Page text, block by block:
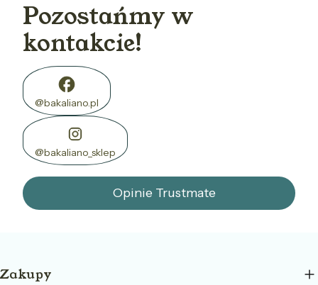
Pozostańmy w
kontakcie!
@bakaliano.pl
@bakaliano_sklep
Opinie Trustmate
Linki w stopce
Zakupy